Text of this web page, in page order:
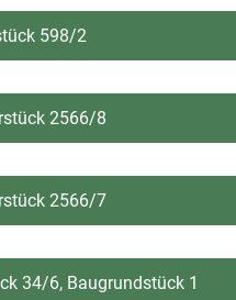
598/2
2566/8
2566/7
34/6, Baugrundstück 1